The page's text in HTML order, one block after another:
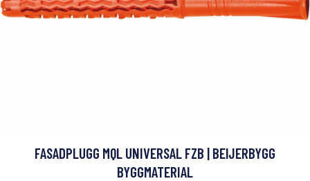
FASADPLUGG MQL UNIVERSAL FZB | BEIJERBYGG
BYGGMATERIAL